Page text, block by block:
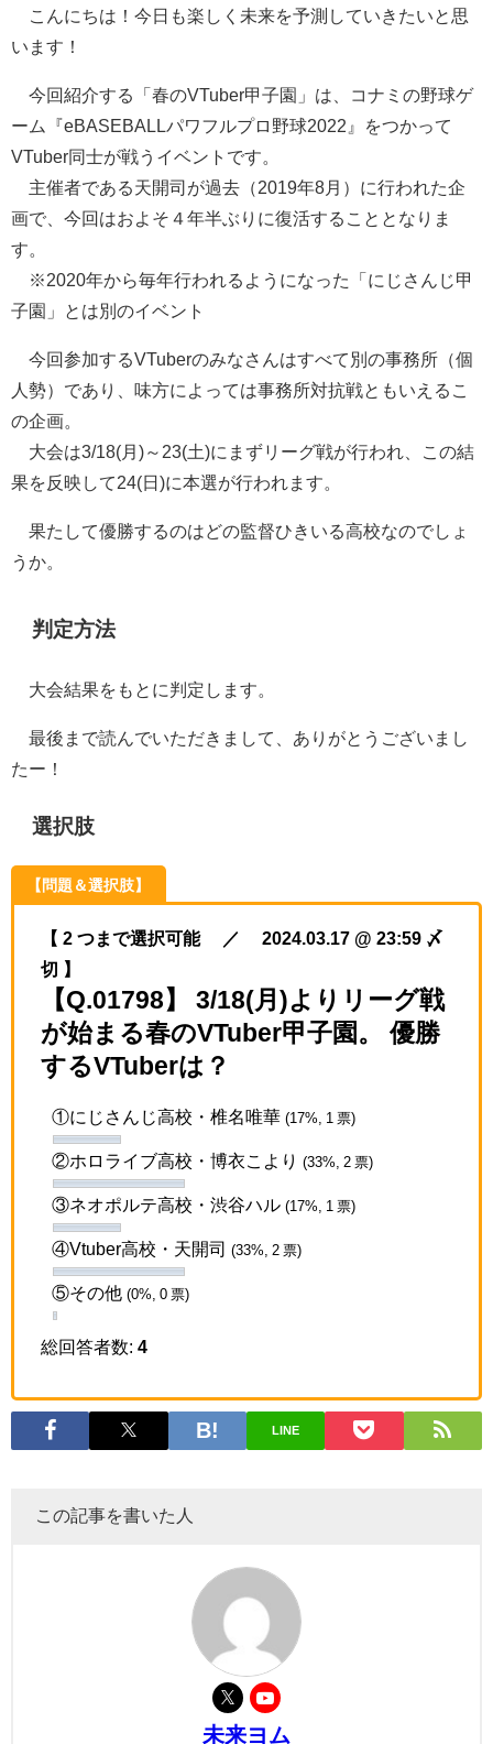
こんにちは！今日も楽しく未来を予測していきたいと思
います！
今回紹介する「春のVTuber甲子園」は、コナミの野球ゲ
ーム『eBASEBALLパワフルプロ野球2022』をつかって
VTuber同士が戦うイベントです。
主催者である天開司が過去（2019年8月）に行われた企
画で、今回はおよそ４年半ぶりに復活することとなりま
す。
※2020年から毎年行われるようになった「にじさんじ甲
子園」とは別のイベント
今回参加するVTuberのみなさんはすべて別の事務所（個
人勢）であり、味方によっては事務所対抗戦ともいえるこ
の企画。
大会は3/18(月)～23(土)にまずリーグ戦が行われ、この結
果を反映して24(日)に本選が行われます。
果たして優勝するのはどの監督ひきいる高校なのでしょ
うか。
判定方法
大会結果をもとに判定します。
最後まで読んでいただきまして、ありがとうございまし
たー！
選択肢
【問題＆選択肢】
【 2 つまで選択可能 ／ 2024.03.17 @ 23:59 〆
切 】
【Q.01798】 3/18(月)よりリーグ戦
が始まる春のVTuber甲子園。 優勝
するVTuberは？
①にじさんじ高校・椎名唯華 (17%, 1 票)
②ホロライブ高校・博衣こより (33%, 2 票)
③ネオポルテ高校・渋谷ハル (17%, 1 票)
④Vtuber高校・天開司 (33%, 2 票)
⑤その他 (0%, 0 票)
総回答者数: 4
LINE
この記事を書いた人
未来ヨム